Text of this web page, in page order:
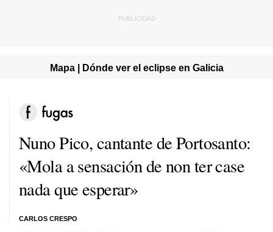
Mapa | Dónde ver el eclipse en Galicia
Nuno Pico, cantante de Portosanto:
«Mola a sensación de non ter case
nada que esperar»
CARLOS CRESPO